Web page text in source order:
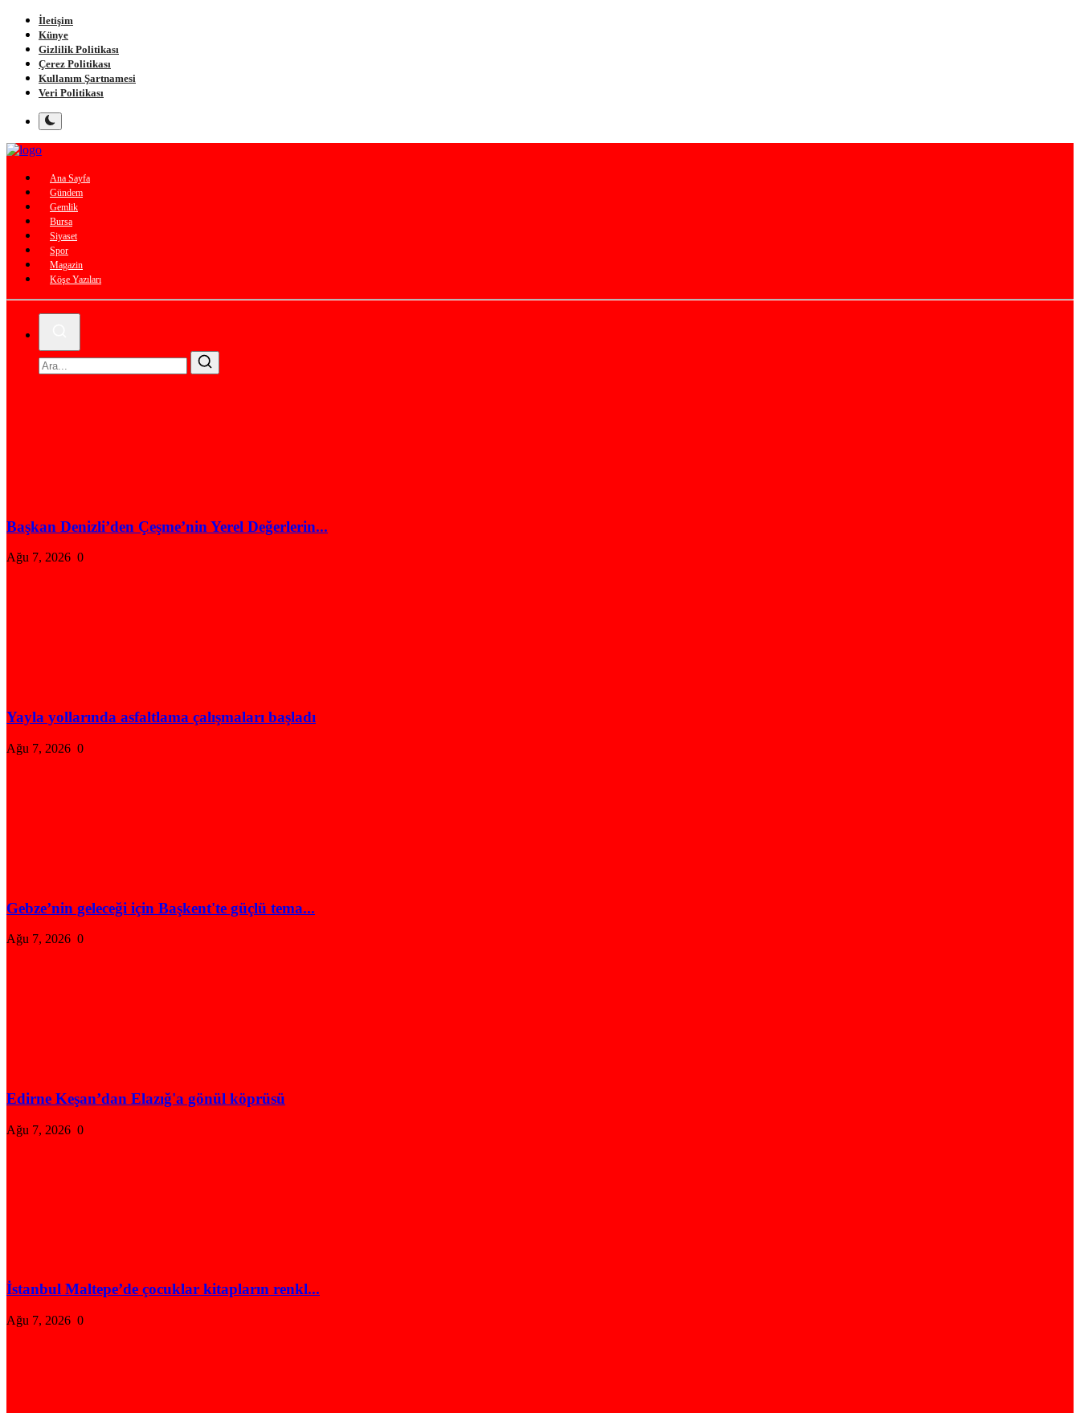
İletişim
Künye
Gizlilik Politikası
Çerez Politikası
Kullanım Şartnamesi
Veri Politikası
Ana Sayfa
Gündem
Gemlik
Bursa
Siyaset
Spor
Magazin
Köşe Yazıları
Başkan Denizli’den Çeşme’nin Yerel Değerlerin...
Ağu 7, 2026 0
Yayla yollarında asfaltlama çalışmaları başladı
Ağu 7, 2026 0
Gebze’nin geleceği için Başkent'te güçlü tema...
Ağu 7, 2026 0
Edirne Keşan’dan Elazığ'a gönül köprüsü
Ağu 7, 2026 0
İstanbul Maltepe’de çocuklar kitapların renkl...
Ağu 7, 2026 0